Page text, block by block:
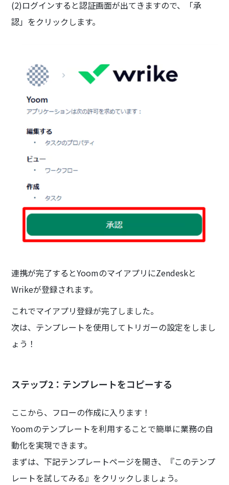
(2)ログインすると認証画面が出てきますので、「承
認」をクリックします。
連携が完了するとYoomのマイアプリにZendeskと
Wrikeが登録されます。
これでマイアプリ登録が完了しました。
次は、テンプレートを使用してトリガーの設定をしまし
ょう！
ステップ2：テンプレートをコピーする
ここから、フローの作成に入ります！
Yoomのテンプレートを利用することで簡単に業務の自
動化を実現できます。
まずは、下記テンプレートページを開き、『このテンプ
レートを試してみる』をクリックしましょう。